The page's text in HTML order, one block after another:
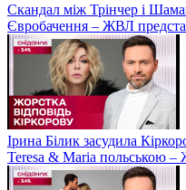
Скандал між Трінчер і
Євробачення – ЖВЛ
Ірина Білик засудила
Teresa & Maria польською –